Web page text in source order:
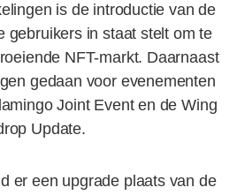
is de introductie van de
gebruikers in staat stelt om te
NFT-markt. Daarnaast
gedaan voor evenementen
Joint Event en de Wing
Update.
er een upgrade plaats van de